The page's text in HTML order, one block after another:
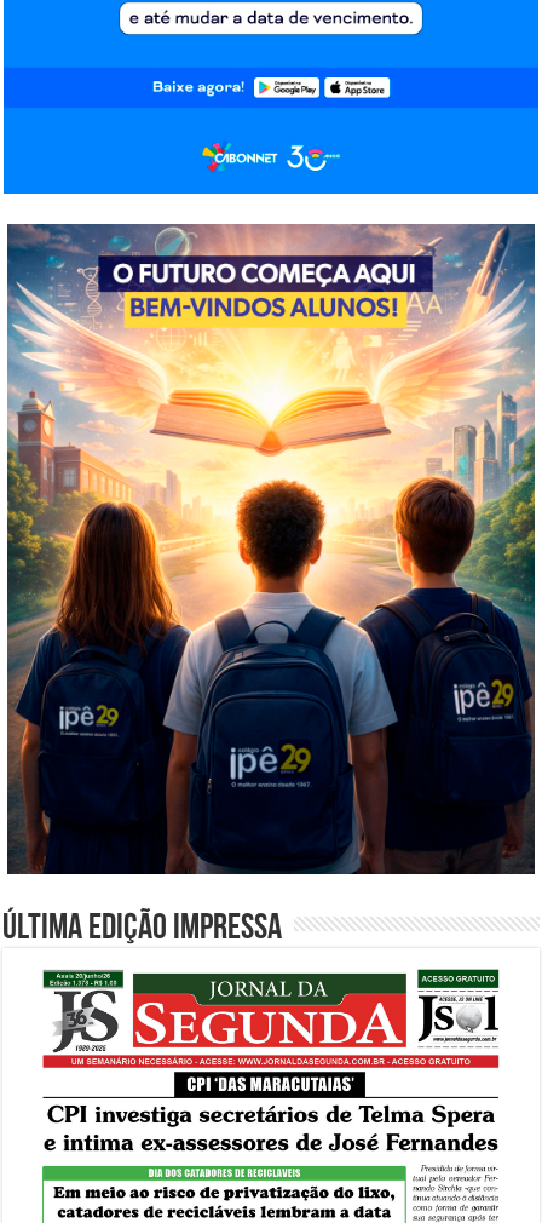
Última edição impressa